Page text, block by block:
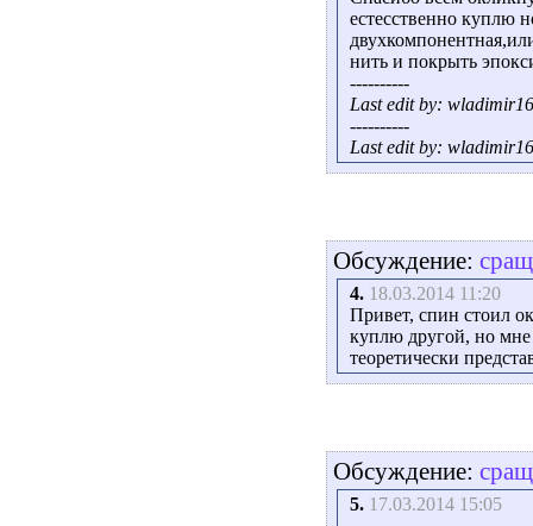
естесственно куплю
нить и покрыть
----------
Last edit by:
----------
Last edit by:
Обсуждение:
4. 18.03.2014 11:20
Привет, спин стоил
куплю другой, но мне
теоретически
Обсуждение:
5. 17.03.2014 15:05